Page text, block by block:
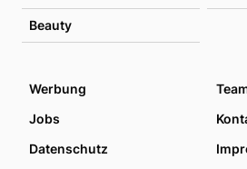
Beauty
Werbung
Jobs
Datenschutz